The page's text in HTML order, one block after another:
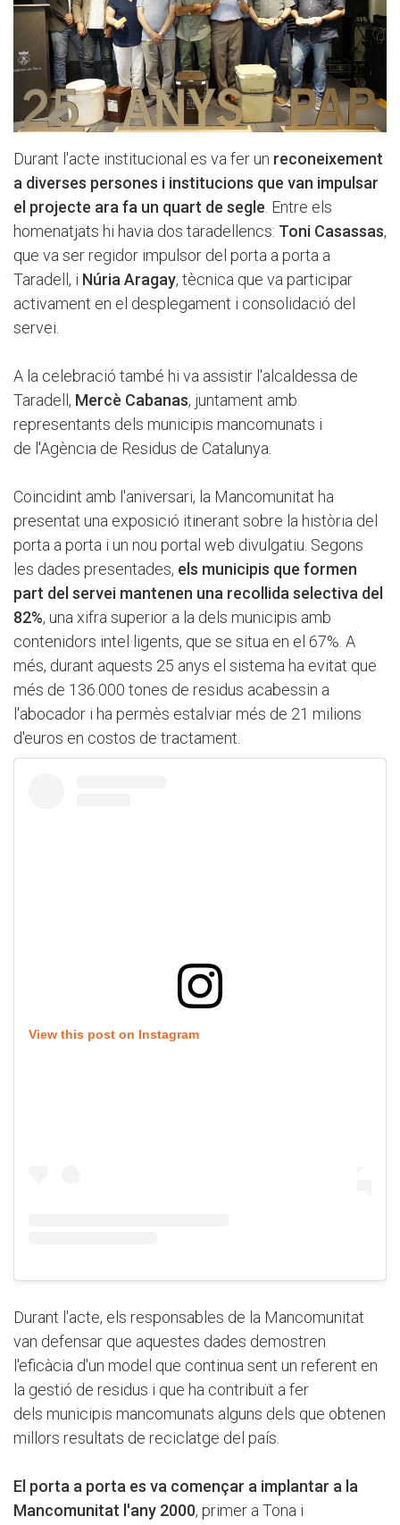
Durant l'acte institucional es va fer un reconeixement
a diverses persones i institucions que van impulsar
el projecte ara fa un quart de segle . Entre els
homenatjats hi havia dos taradellencs: Toni Casassas,
que va ser regidor impulsor del porta a porta a
Taradell, i Núria Aragay, tècnica que va participar
activament en el desplegament i consolidació del
servei.
A la celebració també hi va assistir l'alcaldessa de
Taradell, Mercè Cabanas, juntament amb
representants dels municipis mancomunats i
de l'Agència de Residus de Catalunya.
Coincidint amb l'aniversari, la Mancomunitat ha
presentat una exposició itinerant sobre la història del
porta a porta i un nou portal web divulgatiu. Segons
les dades presentades, els municipis que formen
part del servei mantenen una recollida selectiva del
82%, una xifra superior a la dels municipis amb
contenidors intel·ligents, que se situa en el 67%. A
més, durant aquests 25 anys el sistema ha evitat que
més de 136.000 tones de residus acabessin a
l'abocador i ha permès estalviar més de 21 milions
d'euros en costos de tractament.
View this post on Instagram
Durant l'acte, els responsables de la Mancomunitat
van defensar que aquestes dades demostren
l'eficàcia d'un model que continua sent un referent en
la gestió de residus i que ha contribuït a fer
dels municipis mancomunats alguns dels que obtenen
millors resultats de reciclatge del país.
El porta a porta es va començar a implantar a la
Mancomunitat l'any 2000, primer a Tona i